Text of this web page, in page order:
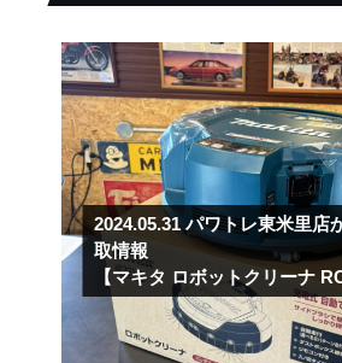
2024.05.31 パワトレ東米里店
取情報
【マキタ ロボットクリーナ